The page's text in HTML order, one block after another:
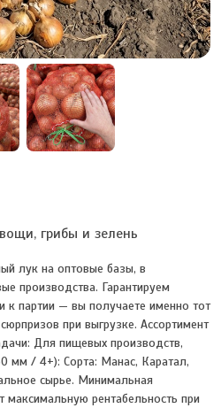
грибы и зелень
лук на оптовые базы, в
производства. Гарантируем
к партии — вы получаете именно тот
при выгрузке. Ассортимент
Для пищевых производств,
мм / 4+): Сорта: Манас, Каратал,
сырье. Минимальная
максимальную рентабельность при